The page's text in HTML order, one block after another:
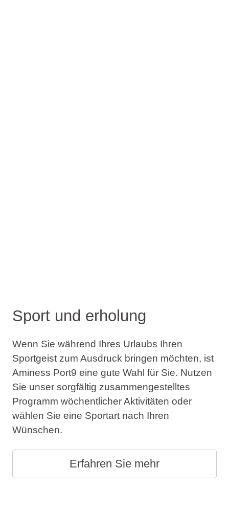
Sport und erholung
Wenn Sie während Ihres Urlaubs Ihren
Sportgeist zum Ausdruck bringen möchten, ist
Aminess Port9 eine gute Wahl für Sie. Nutzen
Sie unser sorgfältig zusammengestelltes
Programm wöchentlicher Aktivitäten oder
wählen Sie eine Sportart nach Ihren
Wünschen.
Erfahren Sie mehr